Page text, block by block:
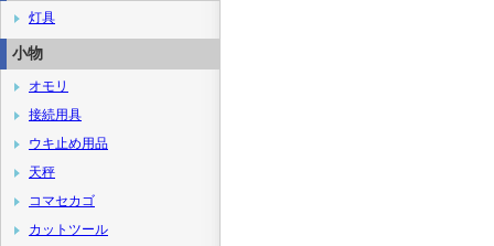
灯具
小物
オモリ
接続用具
ウキ止め用品
天秤
コマセカゴ
カットツール